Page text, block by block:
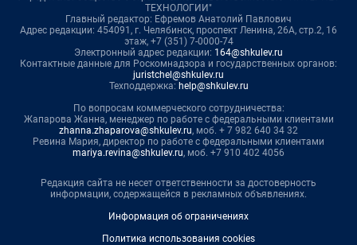
ТЕХНОЛОГИИ"
Главный редактор: Ефремов Анатолий Павлович
Адрес редакции: 454091, г. Челябинск, проспект Ленина, 26А, стр.2, 16
этаж, +7 (351) 7-0000-74
Электронный адрес редакции: 164@shkulev.ru
Контактные данные для Роскомнадзора и государственных органов:
juristchel@shkulev.ru
Техподдержка: help@shkulev.ru
По вопросам коммерческого сотрудничества:
Жапарова Жанна, менеджер по работе с федеральными клиентами
zhanna.zhaparova@shkulev.ru, моб. + 7 982 640 34 32
Ревина Мария, директор по работе с федеральными клиентами
mariya.revina@shkulev.ru, моб. +7 910 402 4056
Редакция сайта не несет ответственности за достоверность
информации, содержащейся в рекламных объявлениях.
Информация об ограничениях
Политика использования cookies